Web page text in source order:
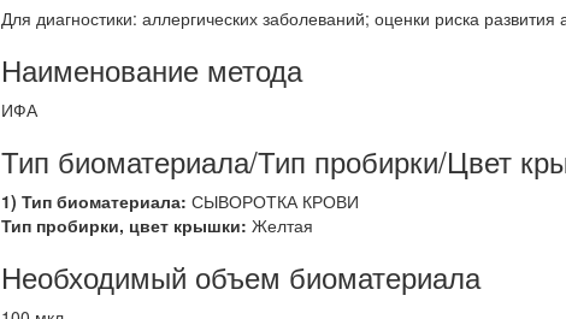
Для диагностики: аллергических заболеваний; оценки риска
Наименование метода
ИФА
Тип биоматериала/Тип пробирки/Цвет
1) Тип биоматериала: СЫВОРОТКА КРОВИ
Тип пробирки, цвет крышки: Желтая
Необходимый объем биоматериала